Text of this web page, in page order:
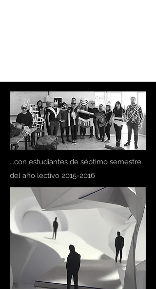
...con estudiantes de séptimo semestre
del año lectivo 2015-2016